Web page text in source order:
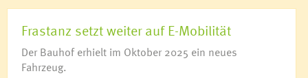
Frastanz setzt weiter auf E-Mobilität
Der Bauhof erhielt im Oktober 2025 ein neues
Fahrzeug.